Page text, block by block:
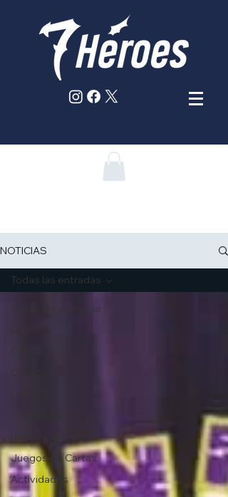
NOTICIAS
Todas las entradas
Cine
Comics
Lectura
Juegos de Cartas
Actividades
Todas las entradas